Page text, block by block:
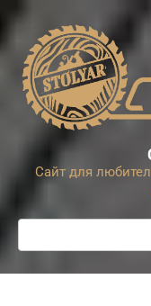
контенту
Сайт для